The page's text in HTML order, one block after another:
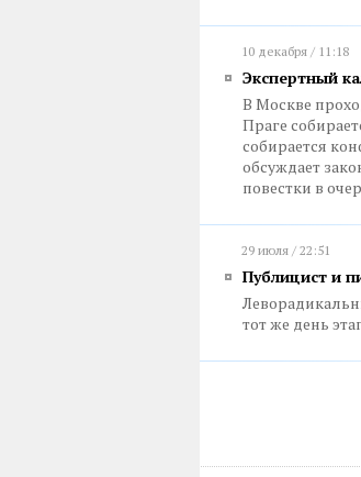
10 декабря / 11:18
Экспертный
В Москве
Праге
собирается
обсуждает
повестки в
29 июля / 22:51
Публицист и
тот же день